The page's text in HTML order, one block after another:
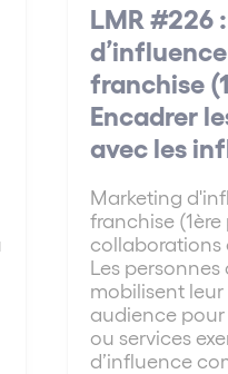
LMR #226
franchise
Encadrer
avec les
Marketing
franchise (1ère
collaborations
Les personnes
mobilisent
audience pour
ou services
d’influence